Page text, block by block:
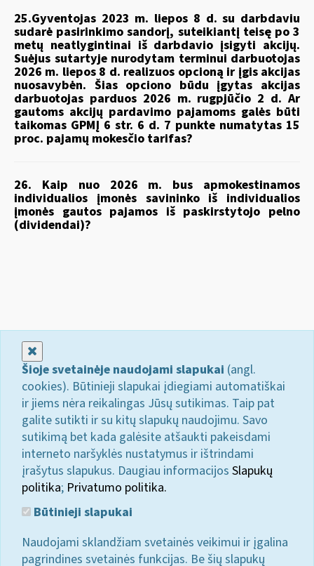
25.Gyventojas 2023 m. liepos 8 d. su darbdaviu
sudarė pasirinkimo sandorį, suteikiantį teisę po 3
metų neatlygintinai iš darbdavio įsigyti akcijų.
Suėjus sutartyje nurodytam terminui darbuotojas
2026 m. liepos 8 d. realizuos opcioną ir įgis akcijas
nuosavybėn. Šias opciono būdu įgytas akcijas
darbuotojas parduos 2026 m. rugpjūčio 2 d. Ar
gautoms akcijų pardavimo pajamoms galės būti
taikomas GPMĮ 6 str. 6 d. 7 punkte numatytas 15
proc. pajamų mokesčio tarifas?
26. Kaip nuo 2026 m. bus apmokestinamos
individualios įmonės savininko iš individualios
įmonės gautos pajamos iš paskirstytojo pelno
(dividendai)?
Šioje svetainėje naudojami slapukai (angl.
cookies). Būtinieji slapukai įdiegiami automatiškai
ir jiems nėra reikalingas Jūsų sutikimas. Taip pat
galite sutikti ir su kitų slapukų naudojimu. Savo
sutikimą bet kada galėsite atšaukti pakeisdami
interneto naršyklės nustatymus ir ištrindami
įrašytus slapukus. Daugiau informacijos Slapukų
politika; Privatumo politika.
Būtinieji slapukai
Naudojami sklandžiam svetainės veikimui ir įgalina
pagrindines svetainės funkcijas. Be šių slapukų